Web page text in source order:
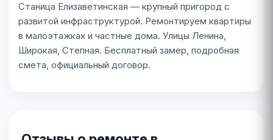
Станица Елизаветинская — крупный пригород с
развитой инфраструктурой. Ремонтируем квартиры
в малоэтажках и частные дома. Улицы Ленина,
Широкая, Степная. Бесплатный замер, подробная
смета, официальный договор.